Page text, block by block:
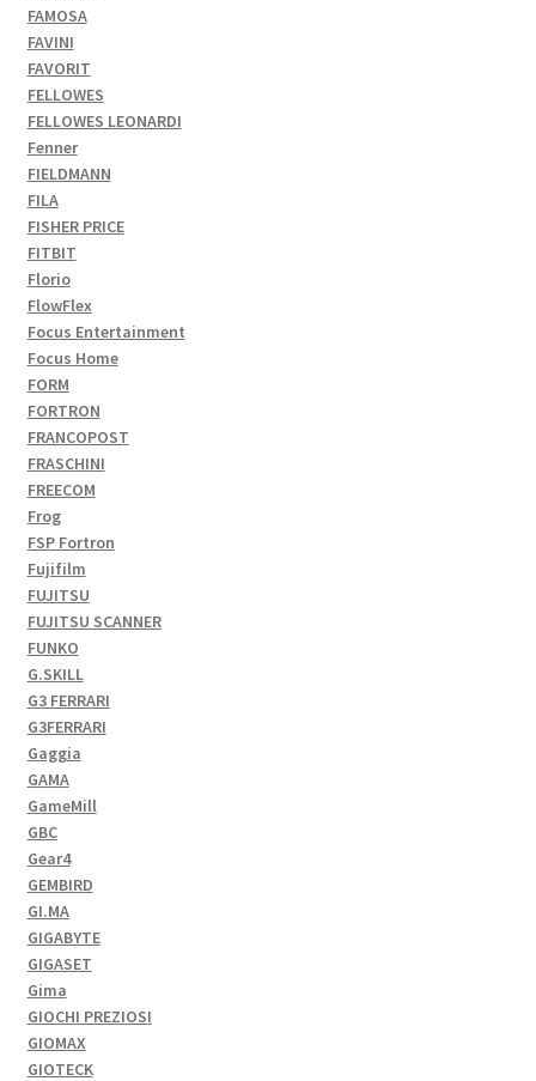
FAMOSA
FAVINI
FAVORIT
FELLOWES
FELLOWES LEONARDI
Fenner
FIELDMANN
FILA
FISHER PRICE
FITBIT
Florio
FlowFlex
Focus Entertainment
Focus Home
FORM
FORTRON
FRANCOPOST
FRASCHINI
FREECOM
Frog
FSP Fortron
Fujifilm
FUJITSU
FUJITSU SCANNER
FUNKO
G.SKILL
G3 FERRARI
G3FERRARI
Gaggia
GAMA
GameMill
GBC
Gear4
GEMBIRD
GI.MA
GIGABYTE
GIGASET
Gima
GIOCHI PREZIOSI
GIOMAX
GIOTECK